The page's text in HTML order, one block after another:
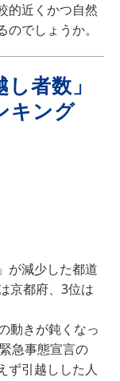
的近くかつ自然
でしょうか。
者数」
キング
が減少した都道
京都府、3位は
動きが鈍くなっ
急事態宣言の
ず引越しした人